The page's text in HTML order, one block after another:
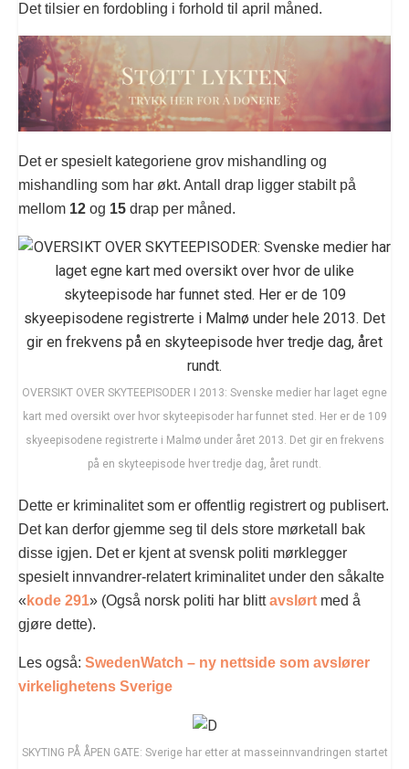
Det tilsier en fordobling i forhold til april måned.
Det er spesielt kategoriene grov mishandling og
mishandling som har økt. Antall drap ligger stabilt på
mellom 12 og 15 drap per måned.
OVERSIKT OVER SKYTEEPISODER I 2013: Svenske medier har laget egne
kart med oversikt over hvor skyteepisoder har funnet sted. Her er de 109
skyeepisodene registrerte i Malmø under året 2013. Det gir en frekvens
på en skyteepisode hver tredje dag, året rundt.
Dette er kriminalitet som er offentlig registrert og publisert.
Det kan derfor gjemme seg til dels store mørketall bak
disse igjen. Det er kjent at svensk politi mørklegger
spesielt innvandrer-relatert kriminalitet under den såkalte
« kode 291» (Også norsk politi har blittavslørt med å
gjøre dette).
Les også: SwedenWatch – ny nettside som avslører
virkelighetens Sverige
SKYTING PÅ ÅPEN GATE: Sverige har etter at masseinnvandringen startet